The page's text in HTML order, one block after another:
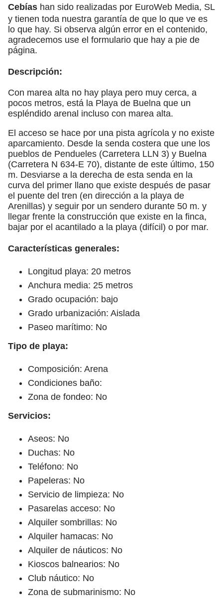
Cebías han sido realizadas por EuroWeb Media, SL
y tienen toda nuestra garantía de que lo que ve es
lo que hay. Si observa algún error en el contenido,
agradecemos use el formulario que hay a pie de
página.
Descripción:
Con marea alta no hay playa pero muy cerca, a
pocos metros, está la Playa de Buelna que un
espléndido arenal incluso con marea alta.
El acceso se hace por una pista agrícola y no existe
aparcamiento. Desde la senda costera que une los
pueblos de Pendueles (Carretera LLN 3) y Buelna
(Carretera N 634-E 70), distante de este último, 150
m. Desviarse a la derecha de esta senda en la
curva del primer llano que existe después de pasar
el puente del tren (en dirección a la playa de
Arenillas) y seguir por un sendero durante 50 m. y
llegar frente la construcción que existe en la finca,
bajar por el acantilado a la playa (difícil) o por mar.
Características generales:
Longitud playa: 20 metros
Anchura media: 25 metros
Grado ocupación: bajo
Grado urbanización: Aislada
Paseo marítimo: No
Tipo de playa:
Composición: Arena
Condiciones baño:
Zona de fondeo: No
Servicios:
Aseos: No
Duchas: No
Teléfono: No
Papeleras: No
Servicio de limpieza: No
Pasarelas acceso: No
Alquiler sombrillas: No
Alquiler hamacas: No
Alquiler de náuticos: No
Kioscos balnearios: No
Club náutico: No
Zona de submarinismo: No